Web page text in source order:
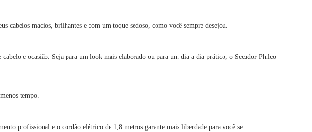
cabelos macios, brilhantes e com um toque sedoso, como você sempre desejou.
e ocasião. Seja para um look mais elaborado ou para um dia a dia prático, o Secador Philco
tempo.
profissional e o cordão elétrico de 1,8 metros garante mais liberdade para você se